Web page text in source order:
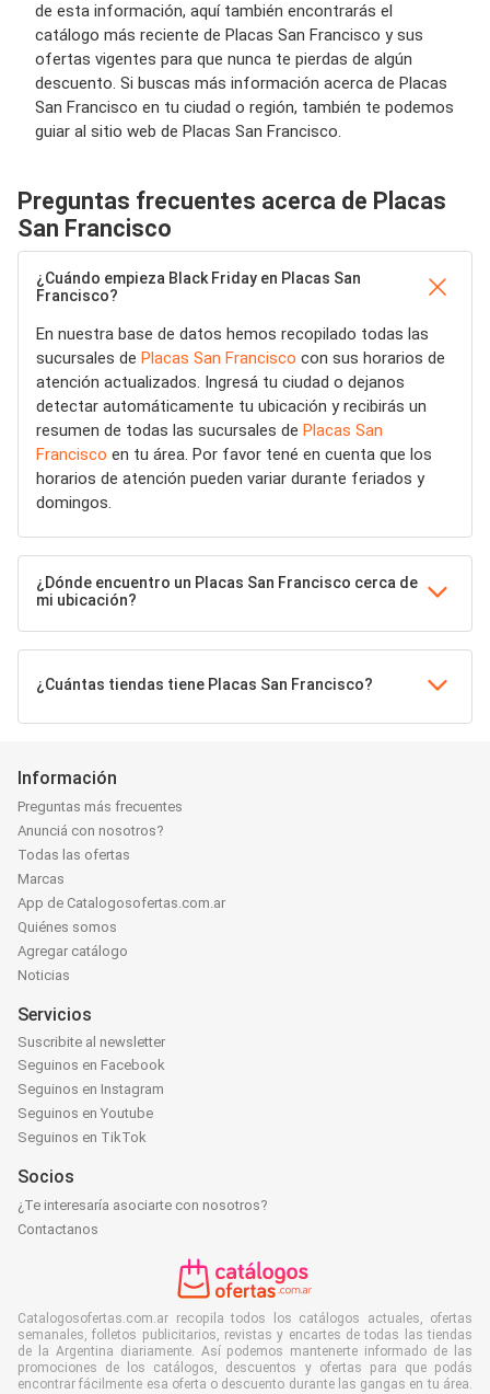
de esta información, aquí también encontrarás el
catálogo más reciente de Placas San Francisco y sus
ofertas vigentes para que nunca te pierdas de algún
descuento. Si buscas más información acerca de Placas
San Francisco en tu ciudad o región, también te podemos
guiar al sitio web de Placas San Francisco.
Preguntas frecuentes acerca de Placas
San Francisco
¿Cuándo empieza Black Friday en Placas San
Francisco?
En nuestra base de datos hemos recopilado todas las
sucursales de Placas San Francisco con sus horarios de
atención actualizados. Ingresá tu ciudad o dejanos
detectar automáticamente tu ubicación y recibirás un
resumen de todas las sucursales de Placas San
Francisco en tu área. Por favor tené en cuenta que los
horarios de atención pueden variar durante feriados y
domingos.
¿Dónde encuentro un Placas San Francisco cerca de
mi ubicación?
¿Cuántas tiendas tiene Placas San Francisco?
Información
Preguntas más frecuentes
Anunciá con nosotros?
Todas las ofertas
Marcas
App de Catalogosofertas.com.ar
Quiénes somos
Agregar catálogo
Noticias
Servicios
Suscribite al newsletter
Seguinos en Facebook
Seguinos en Instagram
Seguinos en Youtube
Seguinos en TikTok
Socios
¿Te interesaría asociarte con nosotros?
Contactanos
Catalogosofertas.com.ar recopila todos los catálogos actuales, ofertas
semanales, folletos publicitarios, revistas y encartes de todas las tiendas
de la Argentina diariamente. Así podemos mantenerte informado de las
promociones de los catálogos, descuentos y ofertas para que podás
encontrar fácilmente esa oferta o descuento durante las gangas en tu área.